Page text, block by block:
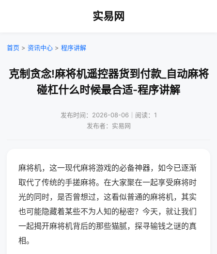
实易网
首页 > 资讯中心 > 程序讲解
克制贪念!麻将机遥控器货到付款_自动麻将
碰杠什么时候最合适-程序讲解
发布时间：2026-08-06｜阅读：1
发布者：实易网
麻将机，这一现代麻将游戏的必备神器，如今已逐渐
取代了传统的手搓麻将。在大家聚在一起享受麻将时
光的同时，是否曾想过，这看似普通的麻将机，其实
也可能隐藏着某些不为人知的秘密？今天，就让我们
一起揭开麻将机背后的那些猫腻，探寻输钱之谜的真
相。